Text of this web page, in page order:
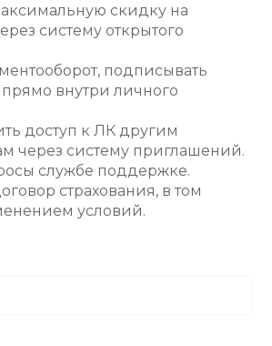
скидку на
систему открытого
подписывать
внутри личного
доступ к ЛК другим
через систему приглашений.
службе поддержке.
страхования, в том
условий.